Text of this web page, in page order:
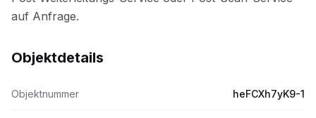
Objektdetails
Objektnummer heFCXh7yK9-1